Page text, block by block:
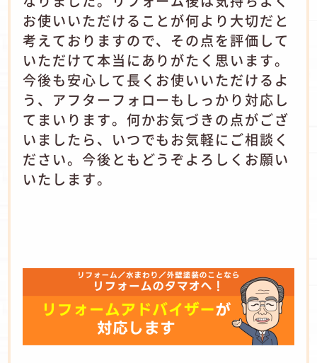
お使いいただけることが何より大切だと
考えておりますので、その点を評価して
いただけて本当にありがたく思います。
今後も安心して長くお使いいただけるよ
う、アフターフォローもしっかり対応し
てまいります。何かお気づきの点がござ
いましたら、いつでもお気軽にご相談く
ださい。今後ともどうぞよろしくお願い
いたします。